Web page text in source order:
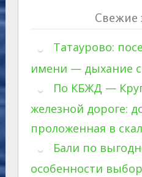
Свежие
Татаурово:
имени — дыхание
По КБЖД —
железной дороге:
проложенная в
Бали по
особенности